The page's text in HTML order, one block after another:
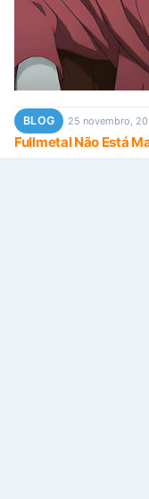
BLOG 25 novembro,
Fullmetal Não Está